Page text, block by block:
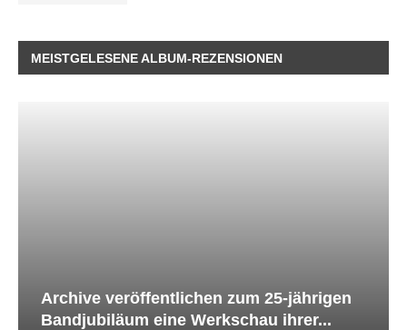
MEISTGELESENE ALBUM-REZENSIONEN
Archive veröffentlichen zum 25-jährigen
Bandjubiläum eine Werkschau ihrer...